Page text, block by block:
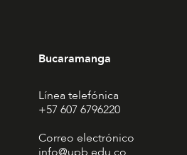
Bucaramanga
Línea telefónica
+57 607 6796220
Correo electrónico